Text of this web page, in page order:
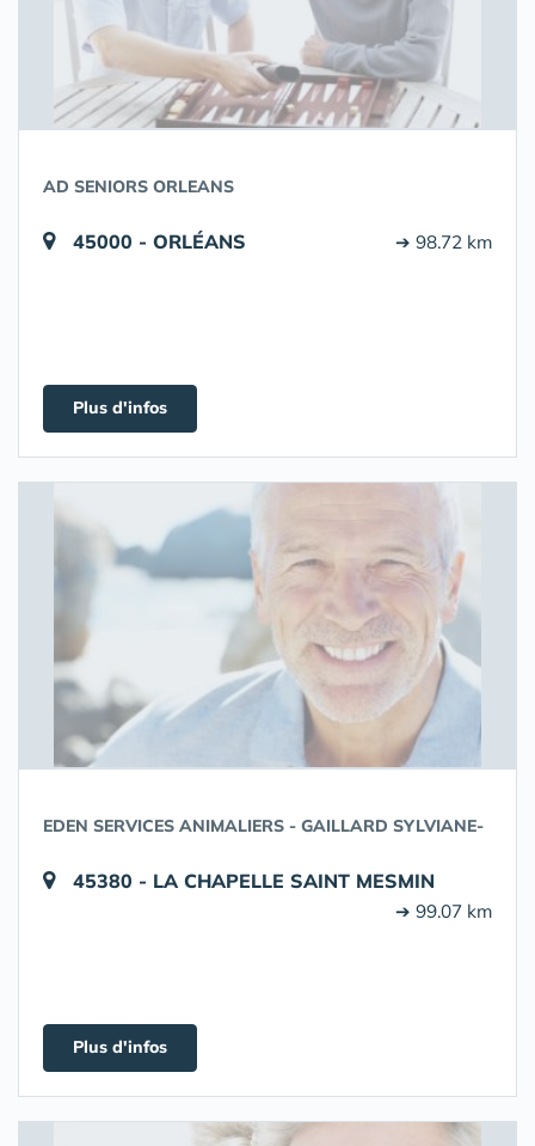
AD SENIORS ORLEANS
45000 - ORLÉANS ➔ 98.72 km
Plus d'infos
EDEN SERVICES ANIMALIERS - GAILLARD SYLVIANE-
45380 - LA CHAPELLE SAINT MESMIN
➔ 99.07 km
Plus d'infos